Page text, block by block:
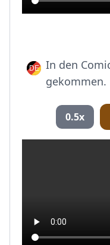
In den
gekommen.
0.5x